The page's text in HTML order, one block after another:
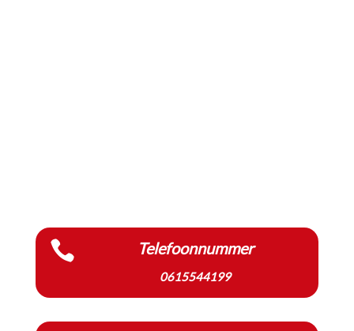
 Telefoonnummer
0615544199